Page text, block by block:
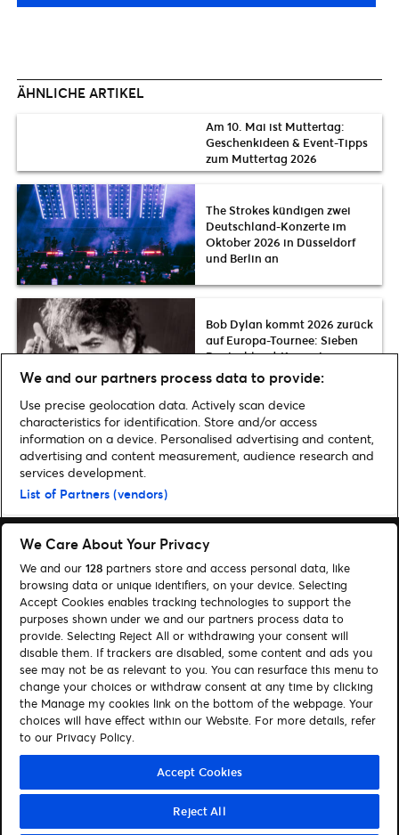
ÄHNLICHE ARTIKEL
Am 10. Mai ist Muttertag:
Geschenkideen & Event-Tipps
zum Muttertag 2026
The Strokes kündigen zwei
Deutschland-Konzerte im
Oktober 2026 in Düsseldorf
und Berlin an
Bob Dylan kommt 2026 zurück
auf Europa-Tournee: Sieben
Deutschland-Konzerte im
Herbst
Home Musicals & Shows
2022 zurück nach Deutschland
Suchen
Cookie-Einwilligungstool
Autor*innen
Kontakt
Impressum
Tickets
Folge uns:
Visit Facebook (opens in a new window)
Visit Twitter (opens in a new window)
Visit Instagram (opens in a new window)
Visit Youtube (opens in a new window)
Visit Tiktok (opens in a new
Visit Xing (opens in a new
© Ticketmaster 2026
We and our partners process data to provide:
Use precise geolocation data. Actively scan device
characteristics for identification. Store and/or access
information on a device. Personalised advertising and content,
advertising and content measurement, audience research and
services development.
List of Partners (vendors)
We Care About Your Privacy
We and our 128 partners store and access personal data, like
browsing data or unique identifiers, on your device. Selecting
Accept Cookies enables tracking technologies to support the
purposes shown under we and our partners process data to
provide. Selecting Reject All or withdrawing your consent will
disable them. If trackers are disabled, some content and ads you
see may not be as relevant to you. You can resurface this menu to
change your choices or withdraw consent at any time by clicking
the Manage my cookies link on the bottom of the webpage. Your
choices will have effect within our Website. For more details, refer
to our Privacy Policy.
Accept Cookies
Reject All